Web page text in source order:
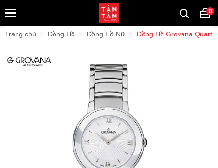
0
Trang chủ Đồng Hồ Đồng Hồ Nữ Đồng Hồ Grovana Quartz